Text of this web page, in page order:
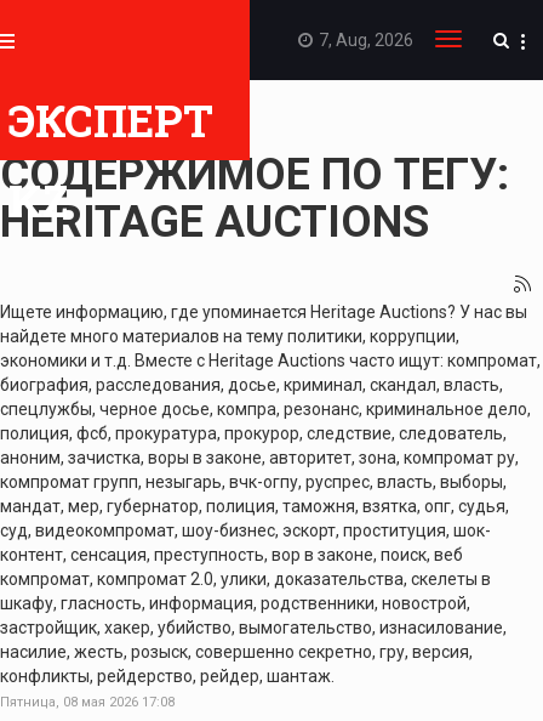
ЭКСПЕРТ
KZ
7, Aug, 2026
Toggle
ПОКАЗАТЬ
СОДЕРЖИМОЕ ПО ТЕГУ:
HERITAGE AUCTIONS
Ищете информацию, где упоминается Heritage Auctions? У нас вы
найдете много материалов на тему политики, коррупции,
экономики и т.д. Вместе с Heritage Auctions часто ищут: компромат,
биография, расследования, досье, криминал, скандал, власть,
спецлужбы, черное досье, компра, резонанс, криминальное дело,
полиция, фсб, прокуратура, прокурор, следствие, следователь,
аноним, зачистка, воры в законе, авторитет, зона, компромат ру,
компромат групп, незыгарь, вчк-огпу, руспрес, власть, выборы,
мандат, мер, губернатор, полиция, таможня, взятка, опг, судья,
суд, видеокомпромат, шоу-бизнес, эскорт, проституция, шок-
контент, сенсация, преступность, вор в законе, поиск, веб
компромат, компромат 2.0, улики, доказательства, скелеты в
шкафу, гласность, информация, родственники, новострой,
застройщик, хакер, убийство, вымогательство, изнасилование,
насилие, жесть, розыск, совершенно секретно, гру, версия,
конфликты, рейдерство, рейдер, шантаж.
Пятница, 08 мая 2026 17:08